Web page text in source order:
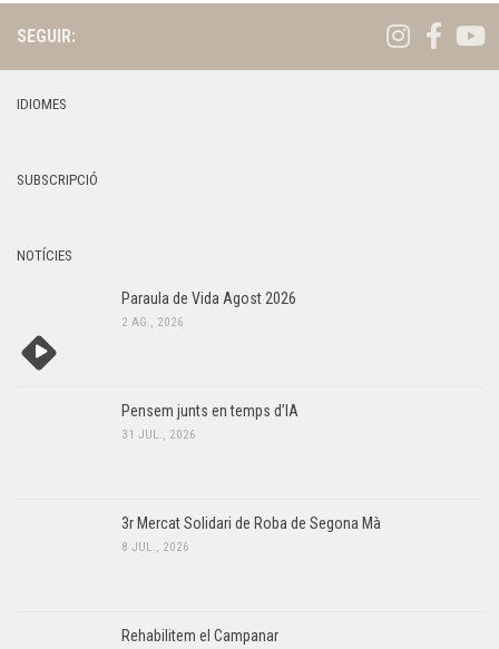
SEGUIR:
IDIOMES
SUBSCRIPCIÓ
NOTÍCIES
Paraula de Vida Agost 2026
2 AG., 2026
Pensem junts en temps d’IA
31 JUL., 2026
3r Mercat Solidari de Roba de Segona Mà
8 JUL., 2026
Rehabilitem el Campanar